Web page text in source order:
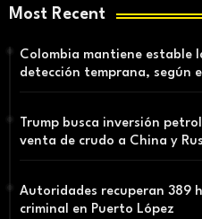
Most Recent
Colombia mantiene estable
detección temprana, según
Trump busca inversión
venta de crudo a China y
Autoridades recuperan 389
criminal en Puerto López